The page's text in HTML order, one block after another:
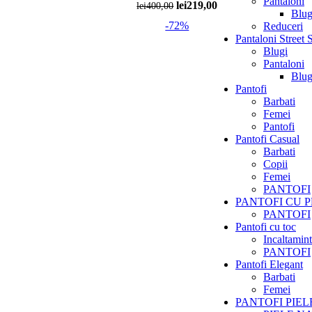
Reduceri
Pantaloni Street
Blugi
Pantaloni
Pantofi
Barbati
Femei
Pantofi
Pantofi Casual
Barbati
Copii
Femei
PANTOFI
PANTOFI CU
PANTOFI
Pantofi cu toc
PANTOFI
Pantofi Elegant
Barbati
Femei
PANTOFI
lei400,00 Prețul
a
lei219,00Prețul
este:
lei219,00.
-72%